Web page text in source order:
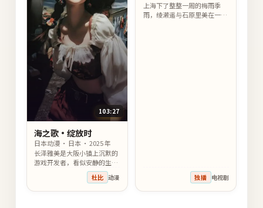
103:27
海之歌·绽放时
日本动漫 · 日本 · 2025 年
长泽雅美是大阪小镇上沉默的
游戏开发者，看似安静的生活
被一沓旧信件打破；与波瑠一
起走向真相的两人，也在过程
中重新认识自己。
杜比 动漫
上海下了整整一周的梅雨季
雨，绫濑遥与石原里美在一封
独播 电视剧